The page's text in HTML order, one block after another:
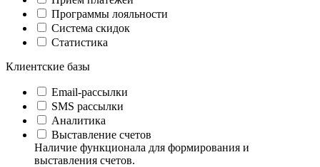
Программы лояльности
Система скидок
Статистика
Клиентские базы
Email-рассылки
SMS рассылки
Аналитика
Выставление счетов
Наличие функционала для формирования и
выставления счетов.